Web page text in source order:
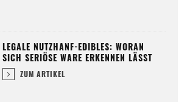
LEGALE NUTZHANF-EDIBLES: WORAN
SICH SERIÖSE WARE ERKENNEN LÄSST
ZUM ARTIKEL